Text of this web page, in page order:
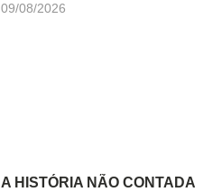
09/08/2026
A HISTÓRIA NÃO CONTADA